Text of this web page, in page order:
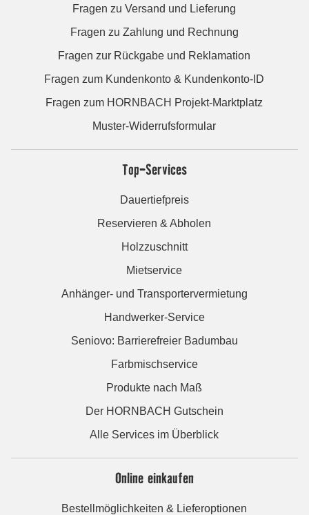
Fragen zu Versand und Lieferung
Fragen zu Zahlung und Rechnung
Fragen zur Rückgabe und Reklamation
Fragen zum Kundenkonto & Kundenkonto-ID
Fragen zum HORNBACH Projekt-Marktplatz
Muster-Widerrufsformular
Top-Services
Dauertiefpreis
Reservieren & Abholen
Holzzuschnitt
Mietservice
Anhänger- und Transportervermietung
Handwerker-Service
Seniovo: Barrierefreier Badumbau
Farbmischservice
Produkte nach Maß
Der HORNBACH Gutschein
Alle Services im Überblick
Online einkaufen
Bestellmöglichkeiten & Lieferoptionen